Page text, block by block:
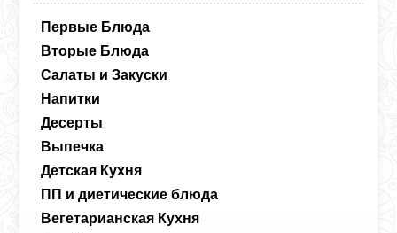
Первые Блюда
Вторые Блюда
Салаты и Закуски
Напитки
Десерты
Выпечка
Детская Кухня
ПП и диетические блюда
Вегетарианская Кухня